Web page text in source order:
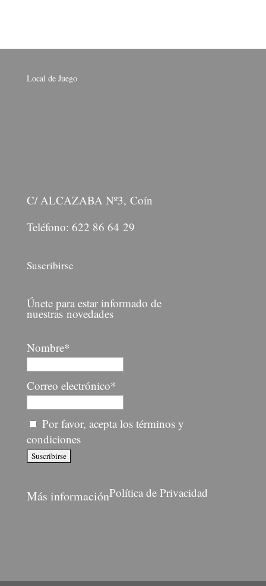
Local de Juego
C/ ALCAZABA Nº3, Coín
Teléfono: 622 86 64 29
Suscribirse
Únete para estar informado de
nuestras novedades
Nombre*
Correo electrónico*
Por favor, acepta los términos y
condiciones
Más informaciónPolítica de Privacidad